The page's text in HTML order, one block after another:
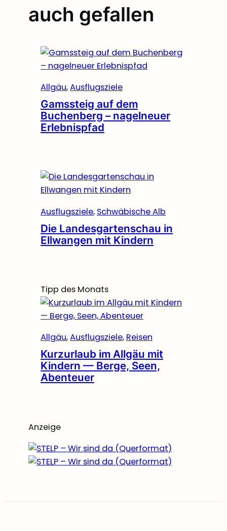
auch gefallen
Allgäu, Ausflugsziele
Gamssteig auf dem
Buchenberg – nagelneuer
Erlebnispfad
Ausflugsziele, Schwäbische Alb
Die Landesgartenschau in
Ellwangen mit Kindern
Tipp des Monats
Allgäu, Ausflugsziele, Reisen
Kurzurlaub im Allgäu mit
Kindern — Berge, Seen,
Abenteuer
Anzeige